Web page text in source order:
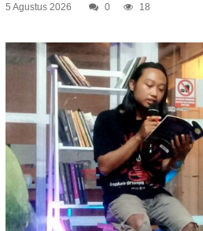
5 Agustus 2026 0 18